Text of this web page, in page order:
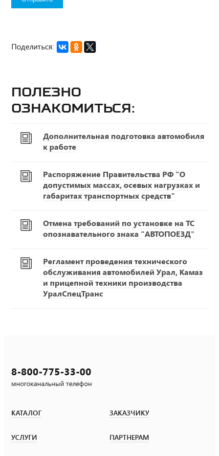
Поделиться:
Полезно
ознакомиться:
Дополнительная подготовка автомобиля
к работе
Распоряжение Правительства РФ "О
допустимых массах, осевых нагрузках и
габаритах транспортных средств"
Отмена требований по установке на ТС
опознавательного знака "АВТОПОЕЗД"
Регламент проведения технического
обслуживания автомобилей Урал, Камаз
и прицепной техники производства
УралСпецТранс
8-800-775-33-00
многоканальный телефон
КАТАЛОГ ЗАКАЗЧИКУ
УСЛУГИ ПАРТНЕРАМ